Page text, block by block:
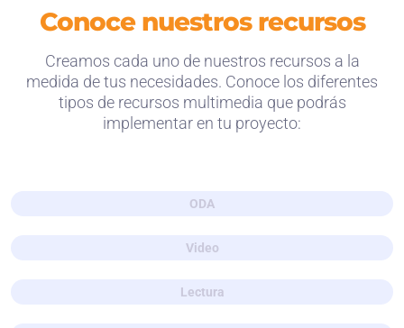
Conoce nuestros recursos
Creamos cada uno de nuestros recursos a la
medida de tus necesidades. Conoce los diferentes
tipos de recursos multimedia que podrás
implementar en tu proyecto:
ODA
Video
Lectura